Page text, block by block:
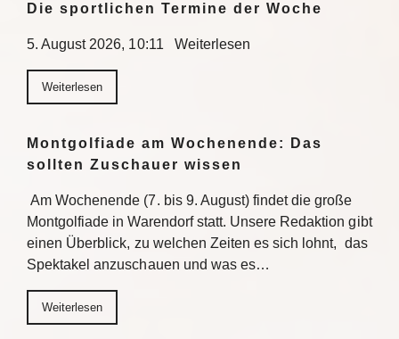
Die sportlichen Termine der Woche
5. August 2026, 10:11 Weiterlesen
Weiterlesen
Montgolfiade am Wochenende: Das
sollten Zuschauer wissen
Am Wochenende (7. bis 9. August) findet die große
Montgolfiade in Warendorf statt. Unsere Redaktion gibt
einen Überblick, zu welchen Zeiten es sich lohnt, das
Spektakel anzuschauen und was es…
Weiterlesen